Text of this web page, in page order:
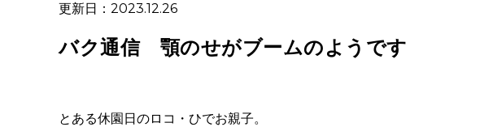
更新日：2023.12.26
バク通信 顎のせがブームのようです
とある休園日のロコ・ひでお親子。